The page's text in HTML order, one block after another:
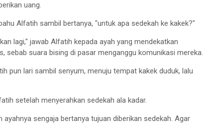
uang.
Alfatih sambil bertanya, "untuk apa sedekah ke kakek?"
lagi," jawab Alfatih kepada ayah yang mendekatkan
sebab suara bising di pasar menganggu komunikasi mereka.
pun lari sambil senyum, menuju tempat kakek duduk, lalu
setelah menyerahkan sedekah ala kadar.
ayahnya sengaja bertanya tujuan diberikan sedekah. Agar